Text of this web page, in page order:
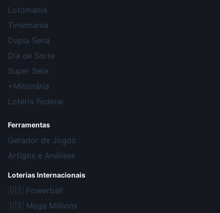
Lotomania
Timemania
Dupla Sena
Dia de Sorte
Super Sete
+Milionária
Loteria Federal
Ferramentas
Gerador de Jogos
Artigos e Análises
Loterias Internacionais
🇺🇸 Powerball
🇺🇸 Mega Millions